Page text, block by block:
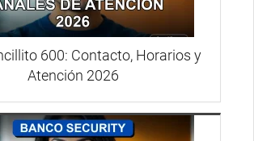
600: Contacto, Horarios y
Atención 2026